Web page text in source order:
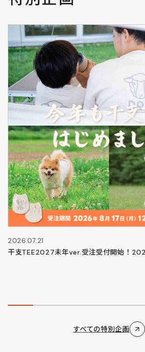
2026.07.21
干支TEE2027未年ver.受注受付開始！
すべての特別企画